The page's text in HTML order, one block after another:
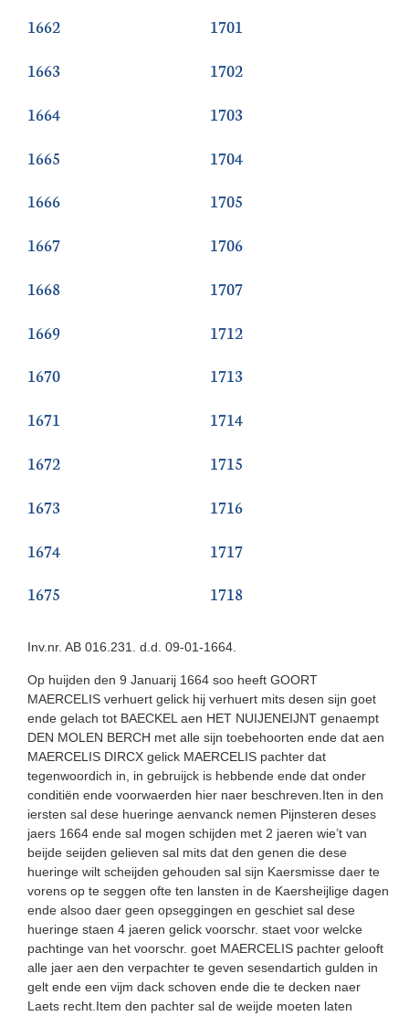
1662
1663
1664
1665
1666
1667
1668
1669
1670
1671
1672
1673
1674
1675
1701
1702
1703
1704
1705
1706
1707
1712
1713
1714
1715
1716
1717
1718
Inv.nr. AB 016.231. d.d. 09-01-1664.
Op huijden den 9 Januarij 1664 soo heeft GOORT
MAERCELIS verhuert gelick hij verhuert mits desen sijn goet
ende gelach tot BAECKEL aen HET NUIJENEIJNT genaempt
DEN MOLEN BERCH met alle sijn toebehoorten ende dat aen
MAERCELIS DIRCX gelick MAERCELIS pachter dat
tegenwoordich in, in gebruijck is hebbende ende dat onder
conditiën ende voorwaerden hier naer beschreven.Iten in den
iersten sal dese hueringe aenvanck nemen Pijnsteren deses
jaers 1664 ende sal mogen schijden met 2 jaeren wie’t van
beijde seijden gelieven sal mits dat den genen die dese
hueringe wilt scheijden gehouden sal sijn Kaersmisse daer te
vorens op te seggen ofte ten lansten in de Kaersheijlige dagen
ende alsoo daer geen opseggingen en geschiet sal dese
hueringe staen 4 jaeren gelick voorschr. staet voor welcke
pachtinge van het voorschr. goet MAERCELIS pachter gelooft
alle jaer aen den verpachter te geven sesendartich gulden in
gelt ende een vijm dack schoven ende die te decken naer
Laets recht.Item den pachter sal de weijde moeten laten